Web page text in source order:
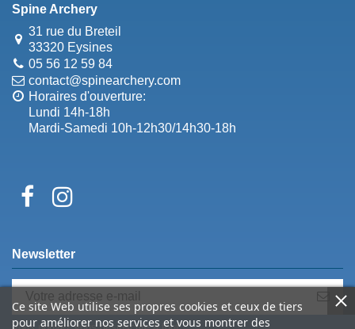
Spine Archery
31 rue du Breteil
33320 Eysines
05 56 12 59 84
contact@spinearchery.com
Horaires d'ouverture:
Lundi 14h-18h
Mardi-Samedi 10h-12h30/14h30-18h
Ce site Web utilise ses propres cookies et ceux de tiers
pour améliorer nos services et vous montrer des
Newsletter